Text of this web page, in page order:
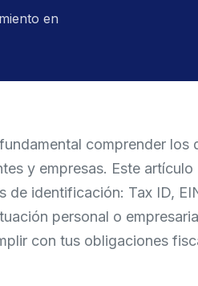
en
comprender los
y empresas. Este
de identificación: Tax ID,
personal o
con tus obligaciones